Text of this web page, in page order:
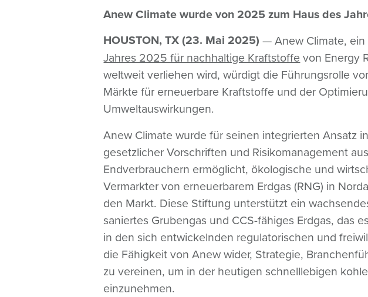
Anew Climate wurde von 2025 zum Haus des
HOUSTON, TX (23. Mai 2025)— Anew Climate,
Jahres 2025 für nachhaltige Kraftstoffe von Energy
weltweit verliehen wird, würdigt die Führungsrolle
Märkte für erneuerbare Kraftstoffe und der
Umweltauswirkungen.
Anew Climate wurde für seinen integrierten Ansatz
gesetzlicher Vorschriften und Risikomanagement
Endverbrauchern ermöglicht, ökologische und
Vermarkter von erneuerbarem Erdgas (RNG) in
den Markt. Diese Stiftung unterstützt ein
saniertes Grubengas und CCS-fähiges Erdgas,
in den sich entwickelnden regulatorischen und
die Fähigkeit von Anew wider, Strategie,
zu vereinen, um in der heutigen schnelllebigen
einzunehmen.